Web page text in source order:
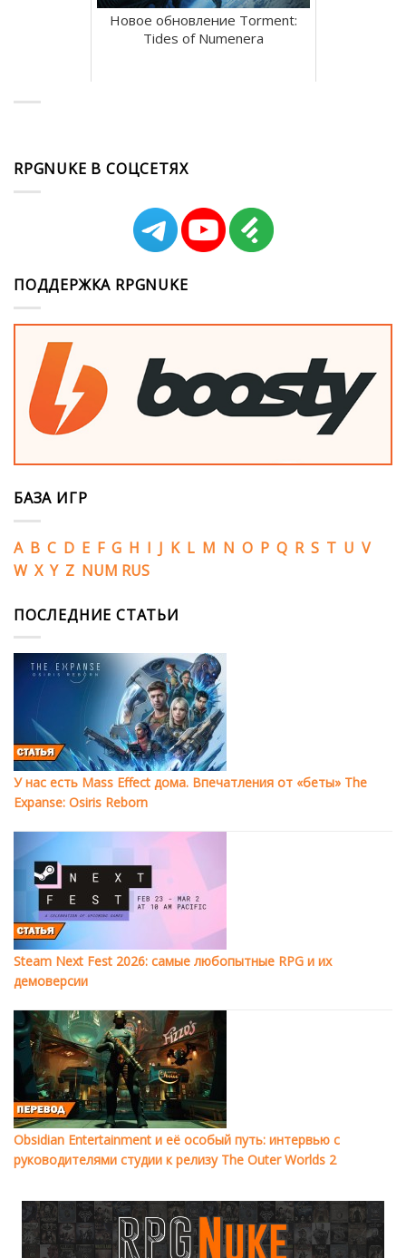
Новое обновление Torment:
Tides of Numenera
RPGNUKE В СОЦСЕТЯХ
ПОДДЕРЖКА RPGNUKE
БАЗА ИГР
A B C D E F G H I J K L M N O P Q R S T U V
W X Y Z NUM RUS
ПОСЛЕДНИЕ СТАТЬИ
У нас есть Mass Effect дома. Впечатления от «беты» The
Expanse: Osiris Reborn
Steam Next Fest 2026: самые любопытные RPG и их
демоверсии
Obsidian Entertainment и её особый путь: интервью с
руководителями студии к релизу The Outer Worlds 2